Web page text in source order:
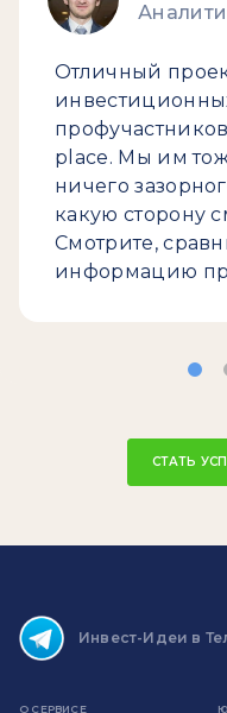
Отличный
place. Мы им
ничего
какую сторону
Смотрите,
информацию
СТАТЬ
Инвест-Идеи в
О СЕРВИСЕ